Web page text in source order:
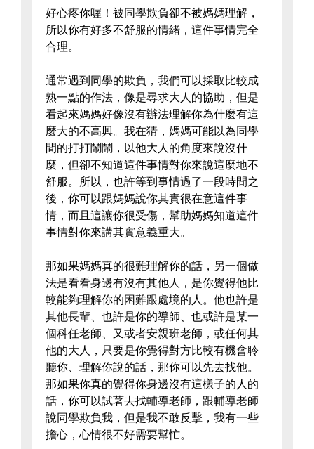
好心疼你喔！被同學欺負卻不被媽媽理解，
所以你有好多不舒服的情緒，這件事情完全
合理。
通常遇到同學的欺負，我們可以採取比較成
熟一點的作法，像是尋求大人的協助，但是
看起來媽媽好像沒有辦法理解你為什麼有這
麼大的不高興。我在猜，媽媽可能以為同學
間的打打鬧鬧，以他大人的角度來說沒什
麼，但卻不知道這件事情對你來說這麼地不
舒服。所以，也許等到事情過了一段時間之
後，你可以跟媽媽說你其實很在意這件事
情，而且這讓你很受傷，幫助媽媽知道這件
事情對你來講其實意義重大。
那如果媽媽真的很難理解你的話，另一個做
法是看看身邊有沒有其他人，是你覺得他比
較能夠理解你的困難跟處境的人。他也許是
其他長輩、也許是你的導師、也或許是某一
個科任老師、又或者安親班老師，或任何其
他的大人，只要是你覺得對方比較有機會聆
聽你、理解你說的話，那你可以先去找他。
那如果你真的覺得你身邊沒有這樣子的人的
話，你可以試著去找輔導老師，跟輔導老師
說同學欺負我，但是我不敢反擊，我有一些
擔心，心情很不好需要幫忙。